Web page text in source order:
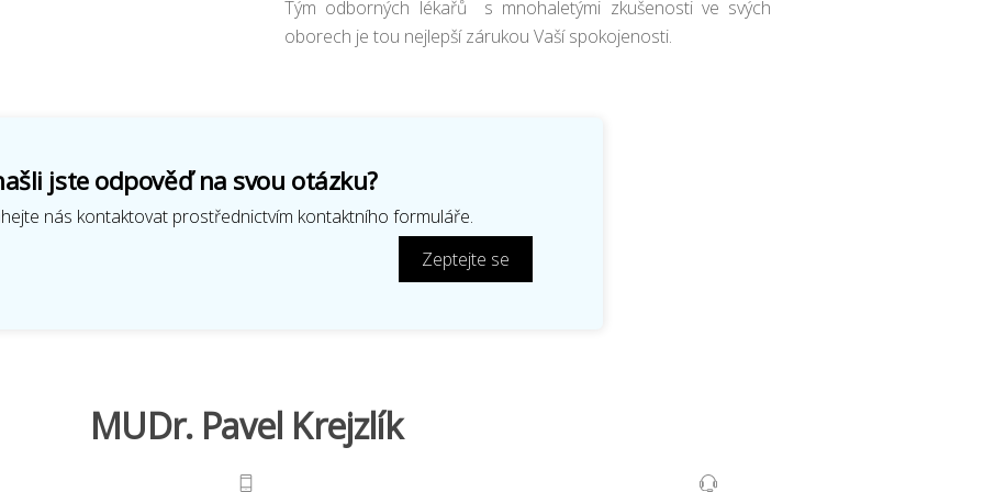
Tým odborných lékařů s mnohaletými zkušenosti ve svých
oborech je tou nejlepší zárukou Vaší spokojenosti.
jste odpověď na svou otázku?
nás kontaktovat prostřednictvím kontaktního formuláře.
Zeptejte se
MUDr. Pavel Krejzlík